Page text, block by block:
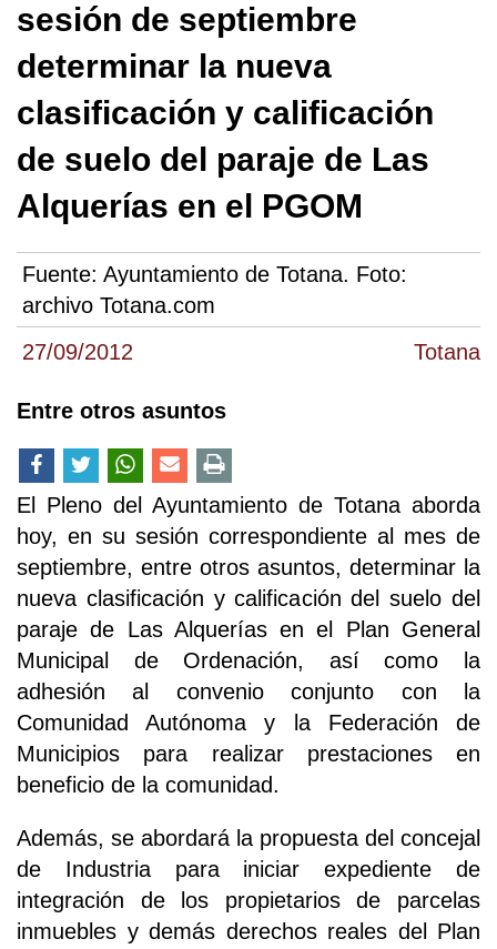
27/09/2012 Totana
sesión de septiembre
determinar la nueva
clasificación y calificación
de suelo del paraje de Las
Alquerías en el PGOM
Fuente: Ayuntamiento de Totana. Foto:
archivo Totana.com
Entre otros asuntos
El Pleno del Ayuntamiento de Totana aborda
hoy, en su sesión correspondiente al mes de
septiembre, entre otros asuntos, determinar la
nueva clasificación y calificación del suelo del
paraje de Las Alquerías en el Plan General
Municipal de Ordenación, así como la
adhesión al convenio conjunto con la
Comunidad Autónoma y la Federación de
Municipios para realizar prestaciones en
beneficio de la comunidad.
Además, se abordará la propuesta del concejal
de Industria para iniciar expediente de
integración de los propietarios de parcelas
inmuebles y demás derechos reales del Plan